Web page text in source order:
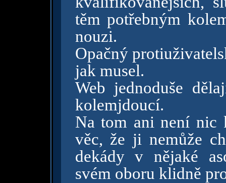
těm potřebným
nouzi.
Opačný
jak musel.
Web jednoduše
kolemjdoucí.
Na tom ani není nic
věc, že ji nemůže
dekády v nějaké
svém oboru klidně